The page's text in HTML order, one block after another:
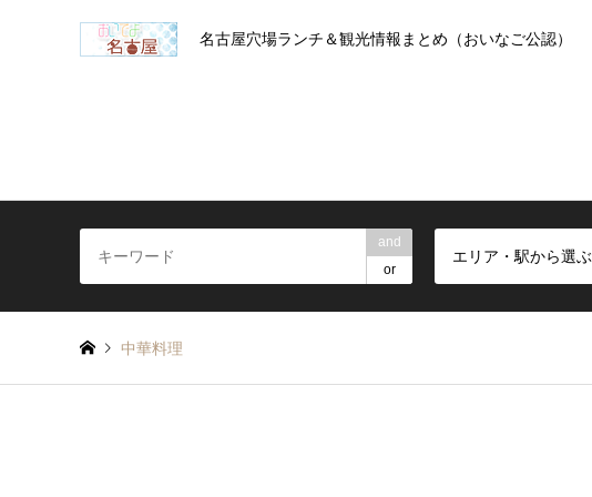
名古屋穴場ランチ＆観光情報まとめ（おいなご公認）
and
or
エリア・駅から選ぶ
中華料理